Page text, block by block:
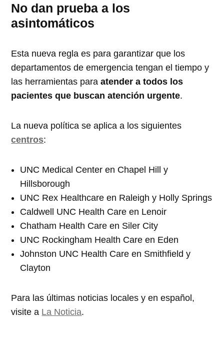
No dan prueba a los
asintomáticos
Esta nueva regla es para garantizar que los
departamentos de emergencia tengan el tiempo y
las herramientas paraatender a todos los
pacientes que buscan atención urgente.
La nueva política se aplica a los siguientes
centros:
UNC Medical Center en Chapel Hill y
Hillsborough
UNC Rex Healthcare en Raleigh y Holly Springs
Caldwell UNC Health Care en Lenoir
Chatham Health Care en Siler City
UNC Rockingham Health Care en Eden
Johnston UNC Health Care en Smithfield y
Clayton
Para las últimas noticias locales y en español,
visite a La Noticia.